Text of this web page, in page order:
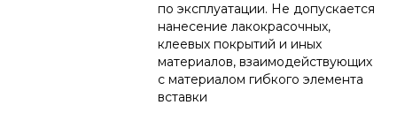
по эксплуатации. Не допускается
нанесение лакокрасочных,
клеевых покрытий и иных
материалов, взаимодействующих
с материалом гибкого элемента
вставки